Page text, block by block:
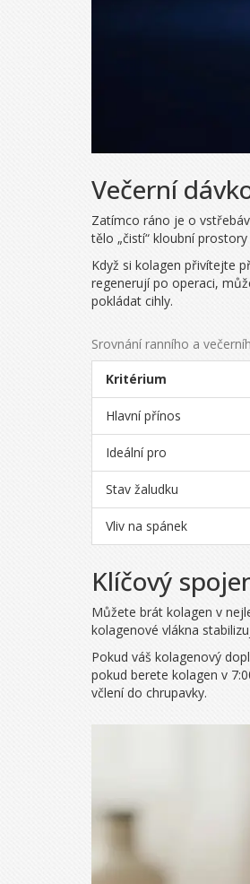
Večerní
Zatímco ráno je o
tělo „čistí“ kloubní
Když si kolagen přivítejte
regenerují po operaci,
pokládat cihly.
Srovnání ranního a
Kritérium
Hlavní přínos
Ideální pro
Stav žaludku
Vliv na spánek
Klíčový
Můžete brát kolagen v
kolagenové vlákna
Pokud váš kolagenový
pokud berete kolagen v
včlení do chrupavky.